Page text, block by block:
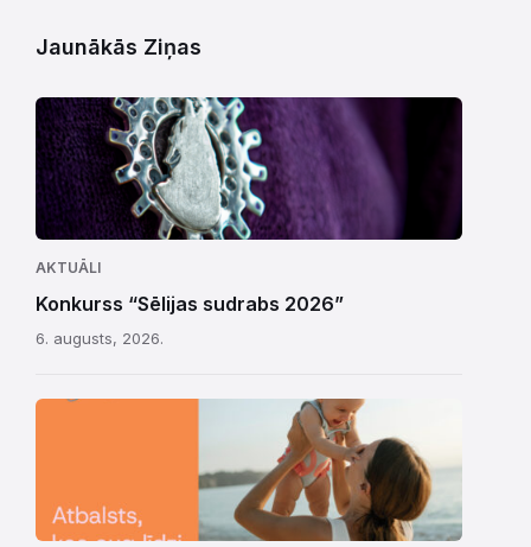
Jaunākās Ziņas
AKTUĀLI
Konkurss “Sēlijas sudrabs 2026”
6. augusts, 2026.